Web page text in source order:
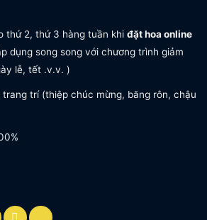
thứ 2, thứ 3 hàng tuần khi đặt hoa online
dụng song song với chương trình giảm
lễ, tết .v.v. )
trang trí (thiệp chúc mừng, băng rôn, chậu